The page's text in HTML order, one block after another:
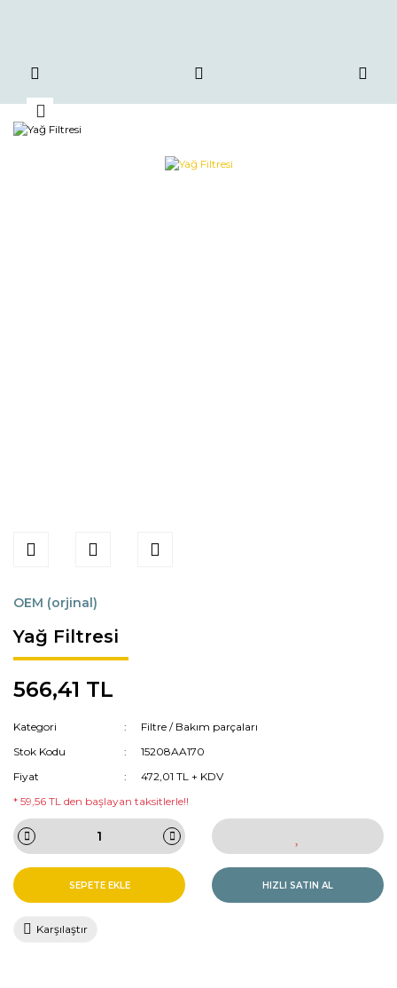
OEM (orjinal)
Yağ Filtresi
566,41 TL
Kategori
Filtre / Bakım parçaları
Stok Kodu
15208AA170
Fiyat
472,01 TL + KDV
* 59,56 TL den başlayan taksitlerle!!
SEPETE EKLE HIZLI SATIN AL
Karşılaştır